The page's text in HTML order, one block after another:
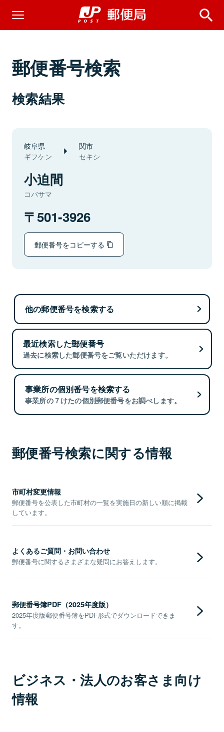
郵便番号検索
検索結果
岐阜県
ギフケン
関市
セキシ
小迫間
コバサマ
501-3926
郵便番号をコピーする
他の郵便番号を検索する
最近検索した郵便番号
過去に検索した郵便番号をご覧いただけます。
事業所の個別番号を検索する
事業所の７けたの個別郵便番号をお調べします。
郵便番号検索に関する情報
市町村変更情報
郵便番号を公表した市町村の一覧を実施日の新しい順に掲載
しています。
よくあるご質問・お問い合わせ
郵便番号に関するさまざまな疑問にお答えします。
郵便番号簿PDF（2025年度版）
2025年度版郵便番号簿をPDF形式でダウンロードできま
す。
ビジネス・法人のお客さま向け
情報